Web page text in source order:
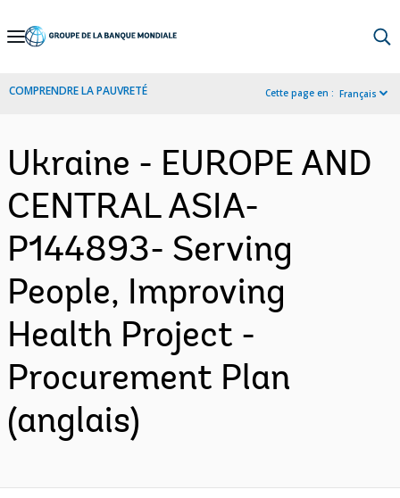
Skip
Navigation
COMPRENDRE LA PAUVRETÉ Cette page en : Français
Ukraine - EUROPE AND
CENTRAL ASIA-
P144893- Serving
People, Improving
Health Project -
Procurement Plan
(anglais)